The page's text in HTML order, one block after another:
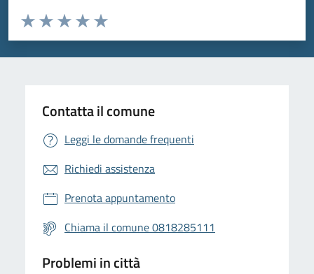
Valuta da 1 a 5 stelle la pagina
Valuta 5 stelle su 5
Valuta 4 stelle su 5
Valuta 3 stelle su 5
Valuta 2 stelle su 5
Valuta 1 stelle su 5
Contatta il comune
Leggi le domande frequenti
Richiedi assistenza
Prenota appuntamento
Chiama il comune 0818285111
Problemi in città